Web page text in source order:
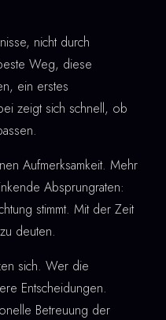
nicht durch
Weg, diese
ein erstes
zeigt sich schnell, ob
Aufmerksamkeit. Mehr
Absprungraten:
stimmt. Mit der Zeit
deuten.
sich. Wer die
Entscheidungen.
Betreuung der